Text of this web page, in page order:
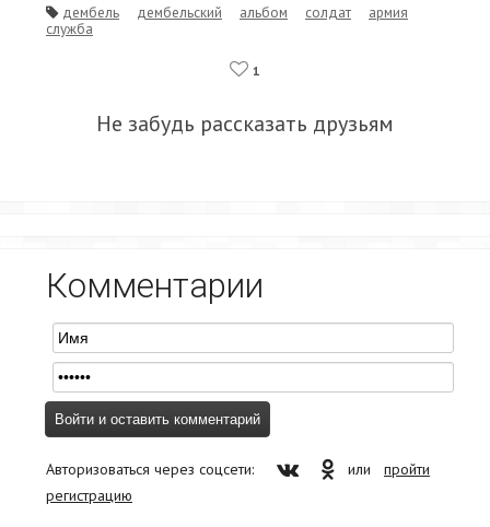
дембель дембельский альбом солдат
армия
служба
1
Не забудь рассказать друзьям
Комментарии
Авторизоваться через соцсети: или пройти
регистрацию